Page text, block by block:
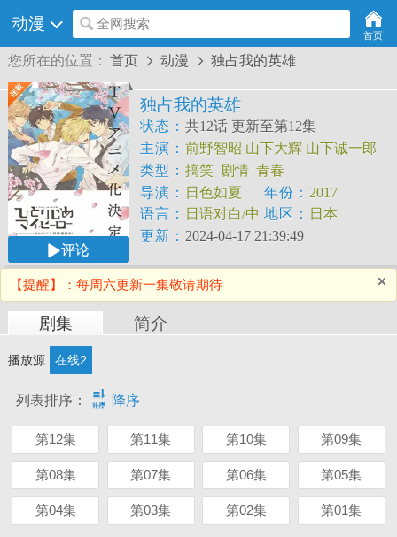
动漫 全网搜索
首页
您所在的位置： 首页  动漫  独占我的英雄
评论
独占我的英雄
状态： 共12话 更新至第12集
主演： 前野智昭 山下大辉 山下诚一郎
羽多野涉 近藤孝行 增田俊树
介 松冈祯丞 安达勇人
类型： 搞笑 剧情 青春
导演：
日色如夏 年份： 2017
语言：
日语对白/中
文字幕
地区：
日本
更新： 2024-04-17 21:39:49
【提醒】：每周六更新一集敬请期待
剧集 简介
播放源 在线2
列表排序：  降序
第12集 第11集 第10集 第09集
第08集 第07集 第06集 第05集
第04集 第03集 第02集 第01集